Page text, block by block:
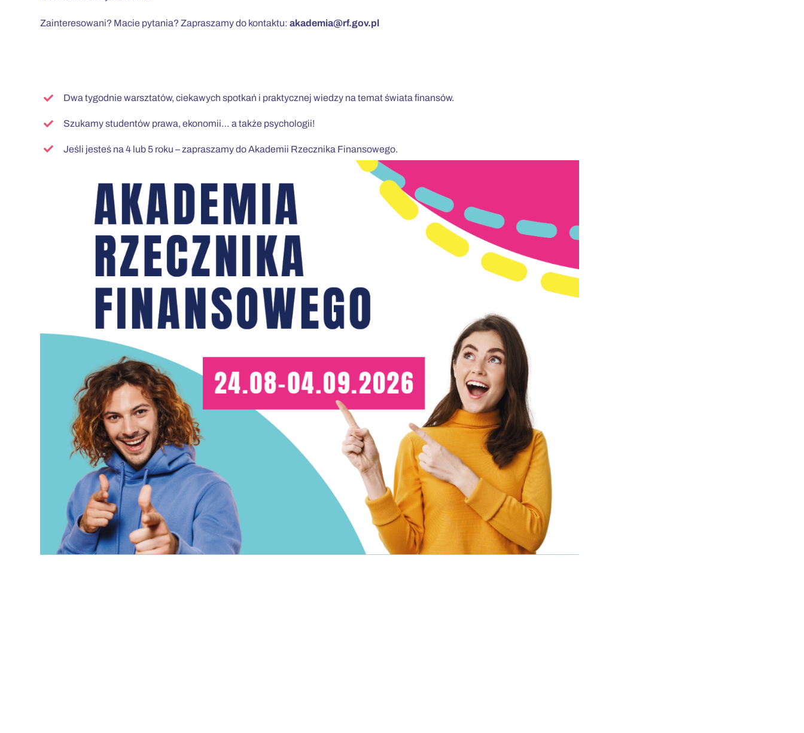
Zainteresowani? Macie pytania? Zapraszamy do kontaktu:akademia@rf.gov.pl
Dwa tygodnie warsztatów, ciekawych spotkań i praktycznej wiedzy na temat świata finansów.
Szukamy studentów prawa, ekonomii… a także psychologii!
Jeśli jesteś na 4 lub 5 roku – zapraszamy do Akademii Rzecznika Finansowego.